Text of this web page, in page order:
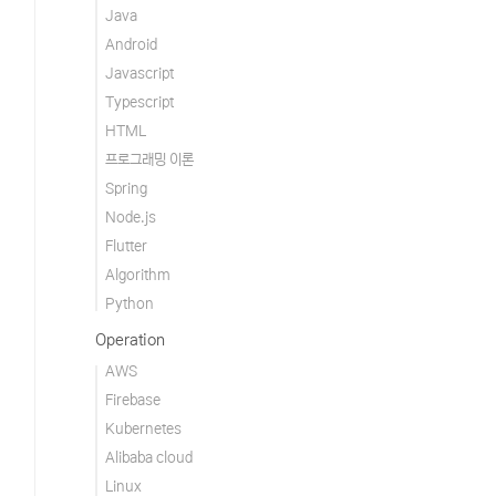
Java
Android
Javascript
Typescript
HTML
프로그래밍 이론
Spring
Node.js
Flutter
Algorithm
Python
Operation
AWS
Firebase
Kubernetes
Alibaba cloud
Linux